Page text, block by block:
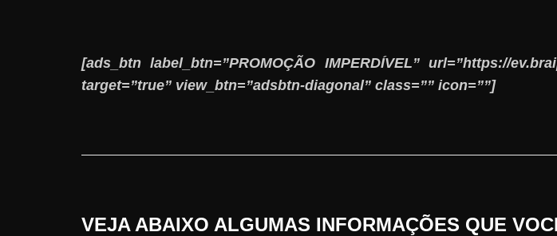
[ads_btn label_btn=”PROMOÇÃO IMPERDÍVEL” url=”https://
target=”true” view_btn=”adsbtn-diagonal” class=”” icon=””]
VEJA ABAIXO ALGUMAS INFORMAÇÕES QUE